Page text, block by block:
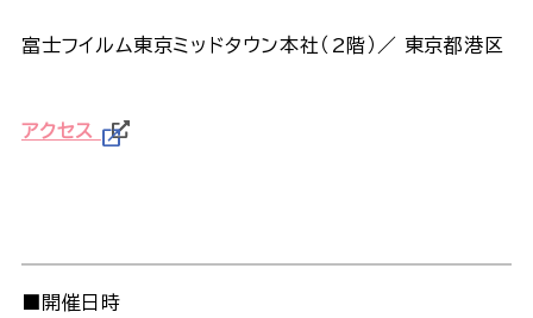
富士フイルム東京ミッドタウン本社（2階）／ 東京都港区
アクセス
■開催日時